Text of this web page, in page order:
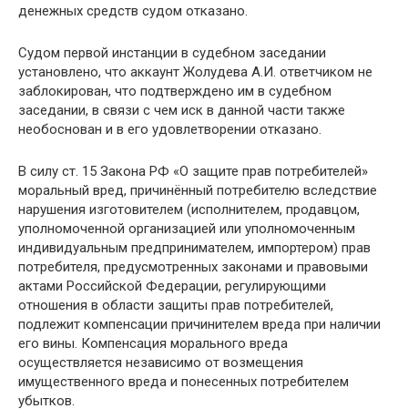
денежных средств судом отказано.
Судом первой инстанции в судебном заседании
установлено, что аккаунт Жолудева А.И. ответчиком не
заблокирован, что подтверждено им в судебном
заседании, в связи с чем иск в данной части также
необоснован и в его удовлетворении отказано.
В силу ст. 15 Закона РФ «О защите прав потребителей»
моральный вред, причинённый потребителю вследствие
нарушения изготовителем (исполнителем, продавцом,
уполномоченной организацией или уполномоченным
индивидуальным предпринимателем, импортером) прав
потребителя, предусмотренных законами и правовыми
актами Российской Федерации, регулирующими
отношения в области защиты прав потребителей,
подлежит компенсации причинителем вреда при наличии
его вины. Компенсация морального вреда
осуществляется независимо от возмещения
имущественного вреда и понесенных потребителем
убытков.